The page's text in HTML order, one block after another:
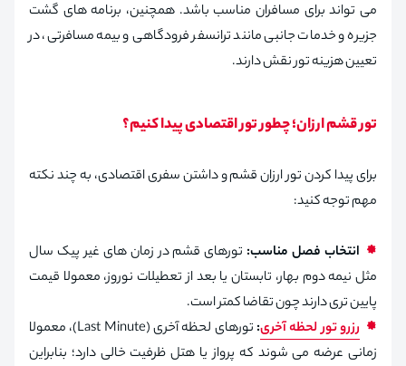
می تواند برای مسافران مناسب باشد. همچنین، برنامه های گشت
جزیره و خدمات جانبی مانند ترانسفر فرودگاهی و بیمه مسافرتی، در
تعیین هزینه تور نقش دارند.
تور قشم ارزان؛ چطور تور اقتصادی پیدا کنیم؟
برای پیدا کردن تور ارزان قشم و داشتن سفری اقتصادی، به چند نکته
مهم توجه کنید:
انتخاب فصل مناسب: تورهای قشم در زمان های غیر پیک سال
مثل نیمه دوم بهار، تابستان یا بعد از تعطیلات نوروز، معمولا قیمت
پایین تری دارند چون تقاضا کمتر است.
رزرو تور لحظه آخری:
تورهای لحظه آخری (Last Minute)، معمولا
زمانی عرضه می شوند که پرواز یا هتل ظرفیت خالی دارد؛ بنابراین